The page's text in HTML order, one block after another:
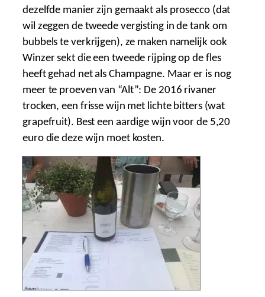
dezelfde manier zijn gemaakt als prosecco (dat
wil zeggen de tweede vergisting in de tank om
bubbels te verkrijgen), ze maken namelijk ook
Winzer sekt die een tweede rijping op de fles
heeft gehad net als Champagne. Maar er is nog
meer te proeven van “Alt”: De 2016 rivaner
trocken, een frisse wijn met lichte bitters (wat
grapefruit). Best een aardige wijn voor de 5,20
euro die deze wijn moet kosten.